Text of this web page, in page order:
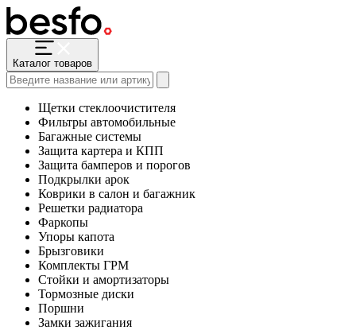
Каталог товаров
Щетки стеклоочистителя
Фильтры автомобильные
Багажные системы
Защита картера и КПП
Защита бамперов и порогов
Подкрылки арок
Коврики в салон и багажник
Решетки радиатора
Фаркопы
Упоры капота
Брызговики
Комплекты ГРМ
Стойки и амортизаторы
Тормозные диски
Поршни
Замки зажигания